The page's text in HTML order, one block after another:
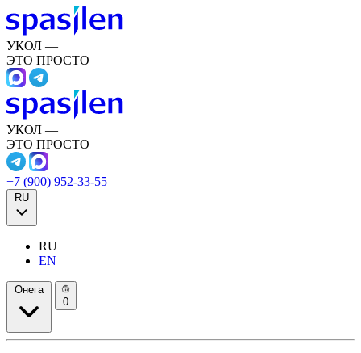
УКОЛ —
ЭТО ПРОСТО
УКОЛ —
ЭТО ПРОСТО
+7 (900) 952-33-55
RU
RU
EN
Онега
0